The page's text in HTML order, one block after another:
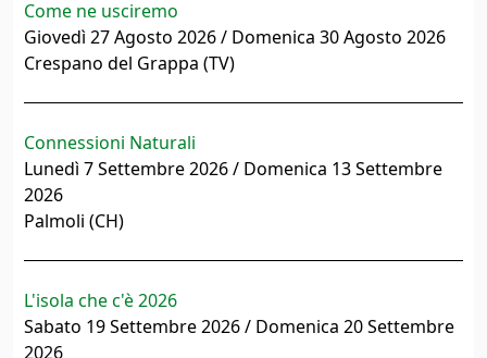
Come ne usciremo
Giovedì 27 Agosto 2026 / Domenica 30 Agosto 2026
Crespano del Grappa (TV)
Connessioni Naturali
Lunedì 7 Settembre 2026 / Domenica 13 Settembre
2026
Palmoli (CH)
L'isola che c'è 2026
Sabato 19 Settembre 2026 / Domenica 20 Settembre
2026